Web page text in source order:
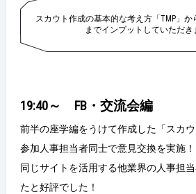
スカウト作成の基本的な考え方「TMP」か
までインプットしていただき
19:40～ FB・交流会編
前半の座学編をうけて作成した「スカ
参加人事担当者同士で意見交換を実施！
同じサイトを活用する他業界の人事担
たと好評でした！